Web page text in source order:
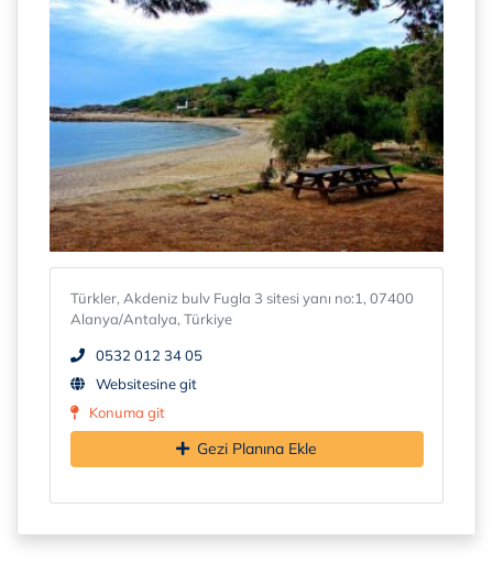
Türkler, Akdeniz bulv Fugla 3 sitesi yanı no:1, 07400
Alanya/Antalya, Türkiye
0532 012 34 05
Websitesine git
Konuma git
Gezi Planına Ekle